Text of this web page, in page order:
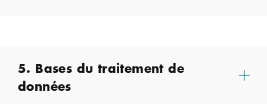
5. Bases du traitement de
données